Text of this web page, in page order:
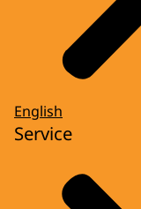
English
Service